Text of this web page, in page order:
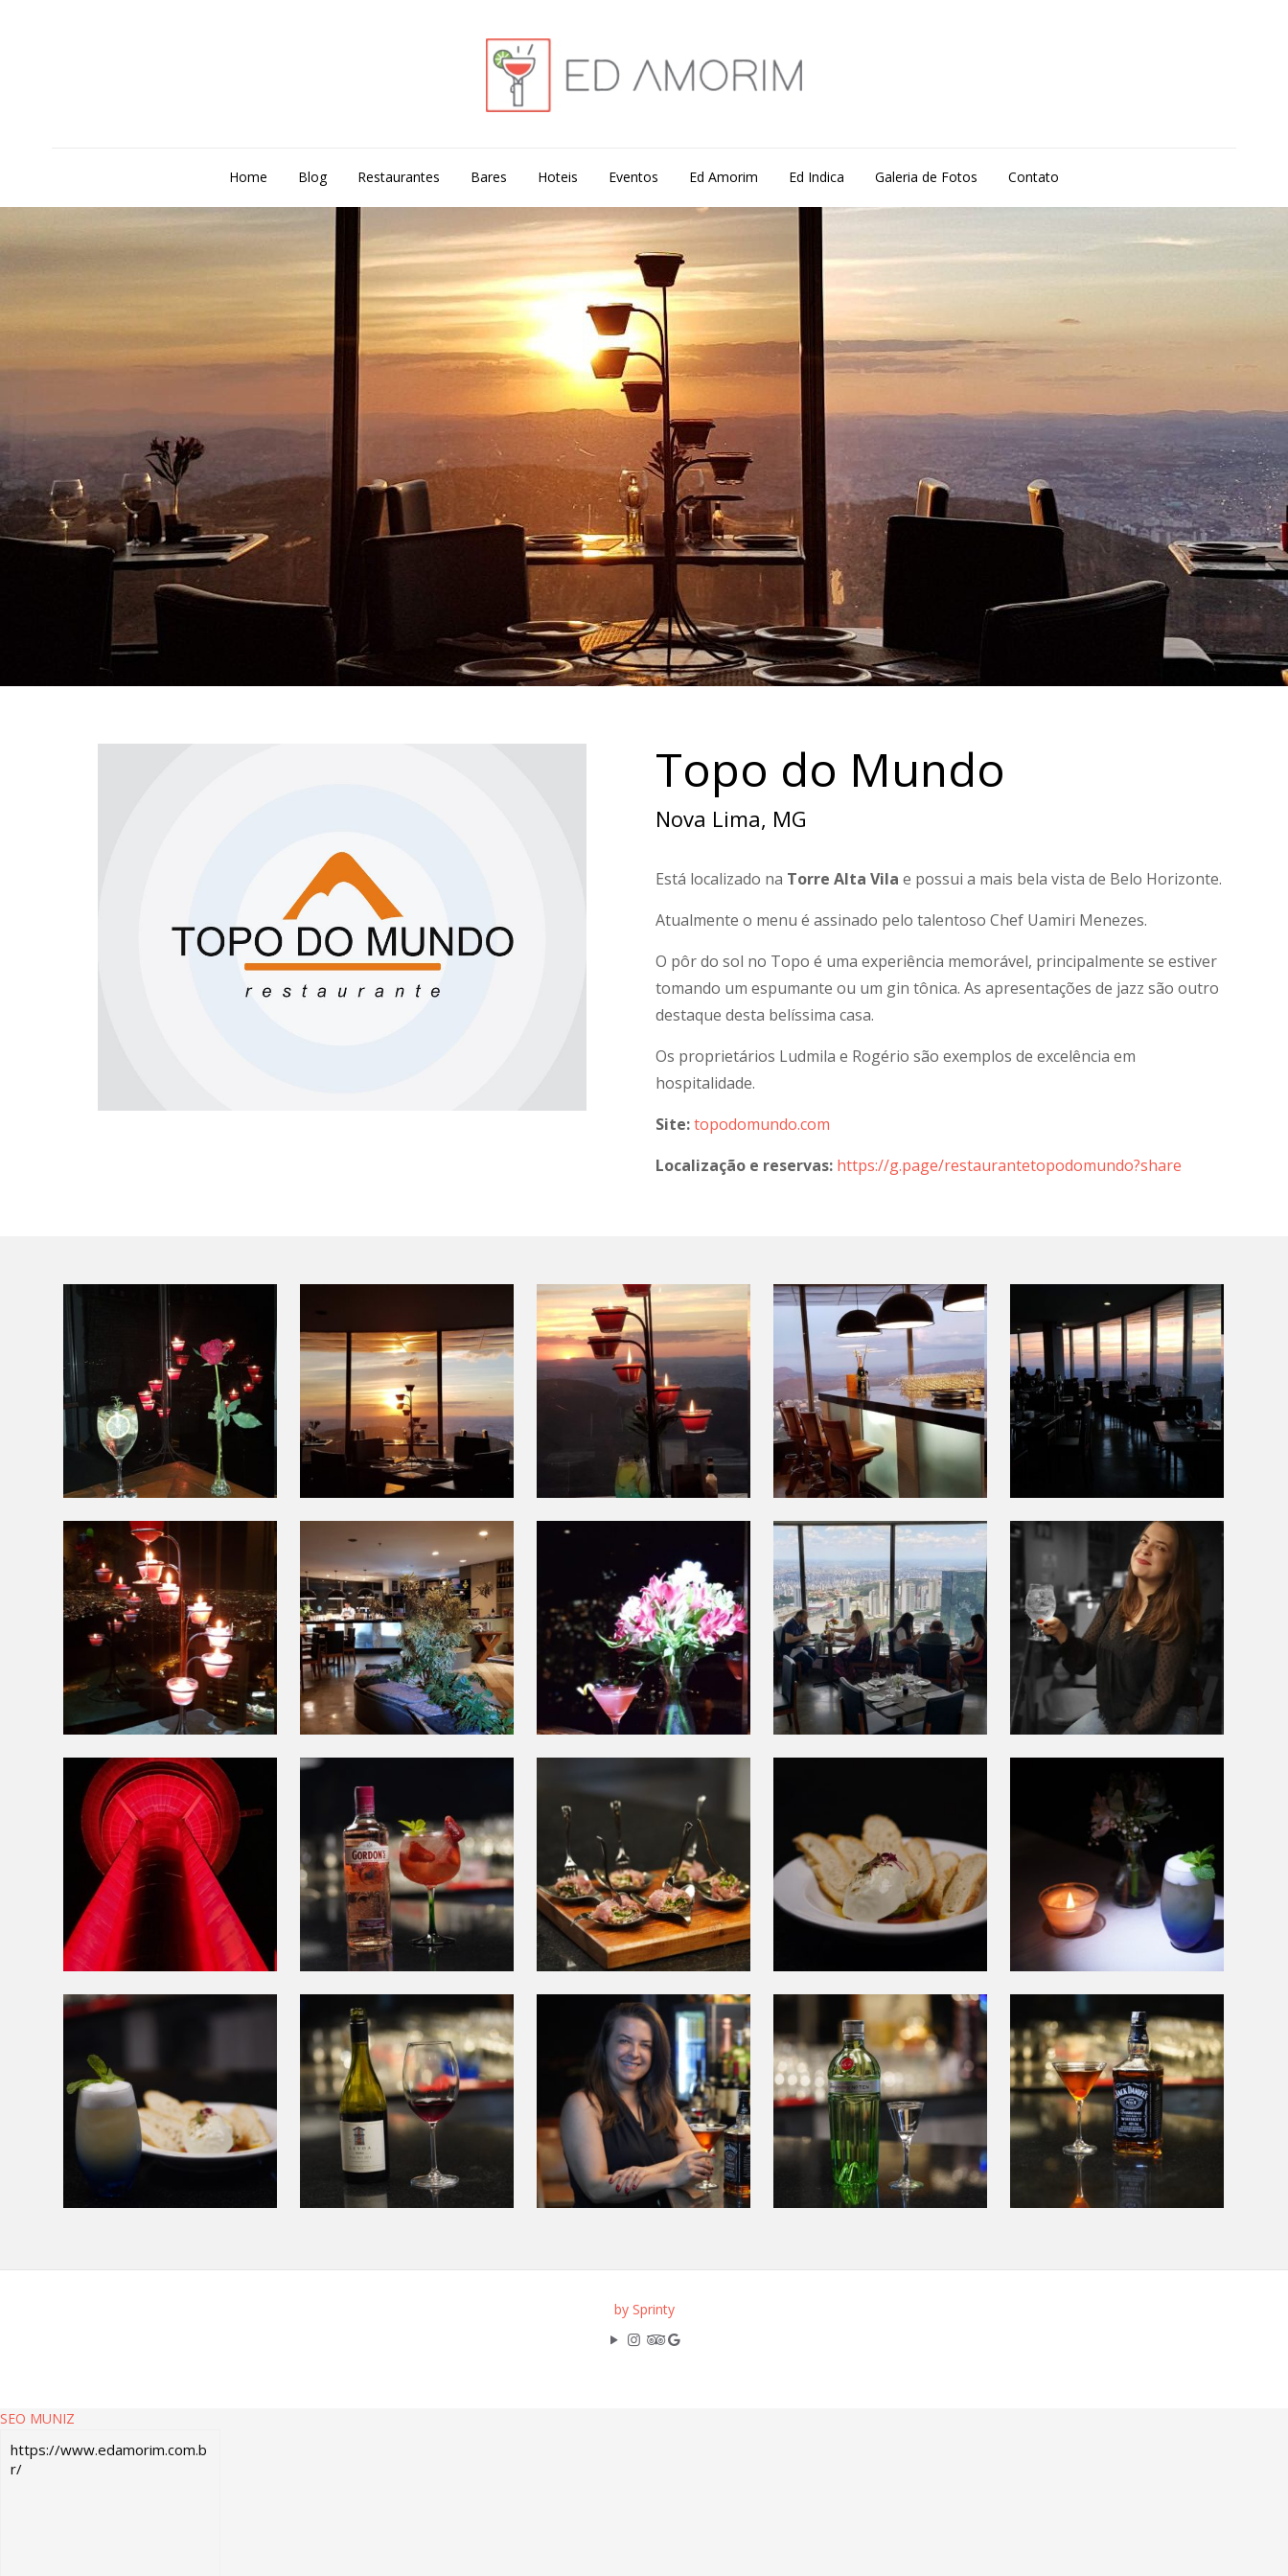
Home Blog Restaurantes Bares Hoteis Eventos Ed Amorim Ed Indica Galeria de Fotos Contato
Topo do Mundo
Nova Lima, MG
Está localizado na Torre Alta Vila e possui a mais bela vista de Belo Horizonte.
Atualmente o menu é assinado pelo talentoso Chef Uamiri Menezes.
O pôr do sol no Topo é uma experiência memorável, principalmente se estiver
tomando um espumante ou um gin tônica. As apresentações de jazz são outro
destaque desta belíssima casa.
Os proprietários Ludmila e Rogério são exemplos de excelência em
hospitalidade.
Site:topodomundo.com
Localização e reservas: https://g.page/restaurantetopodomundo?share
by Sprinty
SEO MUNIZ